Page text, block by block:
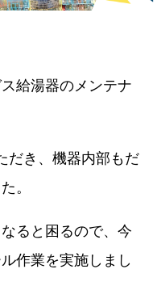
給湯器のメンテナ
だき、機器内部もだ
。
ると困るので、今
作業を実施しまし